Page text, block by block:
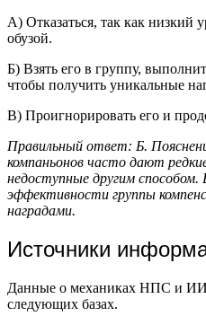
А) Отказаться, так как низкий
обузой.
Б) Взять его в группу,
чтобы получить уникальные
В) Проигнорировать его и
Правильный ответ: Б.
компаньонов часто дают
недоступные другим
эффективности группы
наградами.
Источники
Данные о механиках НПС и
следующих базах.